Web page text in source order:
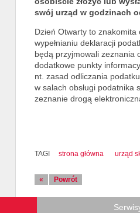
swój urząd w godzinach
Dzień Otwarty to
wypełnianiu deklaracji
będą przyjmowali zeznania
dodatkowe punkty
nt. zasad odliczania
w salach obsługi podatnika
zeznanie drogą
TAGI strona główna urząd
« Powrót